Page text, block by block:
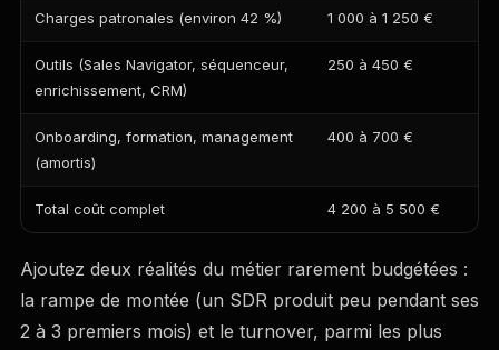
Charges patronales (environ 42 %) 1 000 à 1 250 €
Outils (Sales Navigator, séquenceur,
enrichissement, CRM)
250 à 450 €
Onboarding, formation, management
(amortis)
400 à 700 €
Total coût complet 4 200 à 5 500 €
Ajoutez deux réalités du métier rarement budgétées :
la rampe de montée (un SDR produit peu pendant ses
2 à 3 premiers mois) et le turnover, parmi les plus